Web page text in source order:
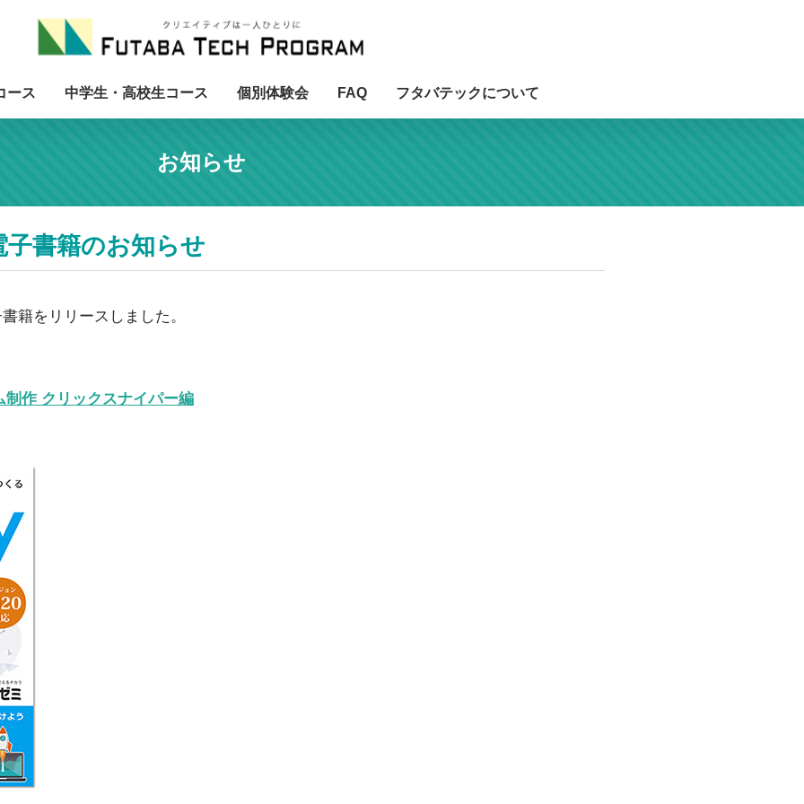
ース 中学生・高校生コース 個別体験会 FAQ フタバテックについて
お知らせ
書籍のお知らせ
籍をリリースしました。
作 クリックスナイパー編